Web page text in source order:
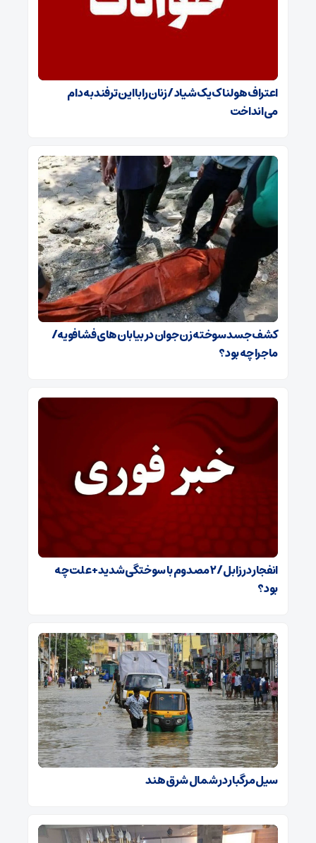
اعتراف هولناک یک شیاد / زنان را با این ترفند به دام
می‌انداخت
کشف جسد سوخته زن جوان در بیابان‌های فشافویه/
ماجرا چه بود؟
انفجار در زابل / ۲ مصدوم با سوختگی شدید + علت چه
بود؟
سیل مرگبار در شمال شرق هند